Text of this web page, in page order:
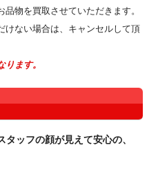
物を買取させていただきます。
けない場合は、キャンセルして頂
ます。
ッフの顔が見えて安心の、